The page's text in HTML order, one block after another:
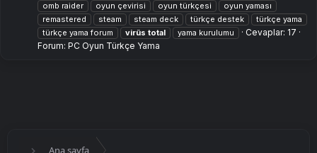
omb raider
oyun çevirisi oyun türkçesi
oyun yaması
remastered
steam steam deck türkçe destek
türkçe yama
türkçe yama forum
virüs total yama kurulumu
Cevaplar: 17
Forum: PC Oyun Türkçe Yama
Ana sayfa